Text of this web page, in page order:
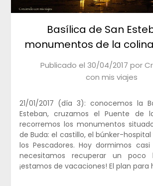
Basílica de San
monumentos de la
Publicado el 30/04/2017 por
con mis viajes
21/01/2017 (día 3): conocemos la
Esteban, cruzamos el Puente de
recorremos los monumentos
de Buda: el castillo, el búnker-
los Pescadores. Hoy dormimos
necesitamos recuperar un poco
¡estamos de vacaciones! El plan para